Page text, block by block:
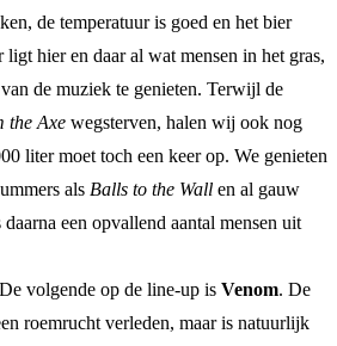
de temperatuur is goed en het bier
hier en daar al wat mensen in het gras,
de muziek te genieten. Terwijl de
the Axe wegsterven, halen wij ook nog
liter moet toch een keer op. We genieten
als Balls to the Wall en al gauw
een opvallend aantal mensen uit
De volgende op de line-up is Venom. De
roemrucht verleden, maar is natuurlijk